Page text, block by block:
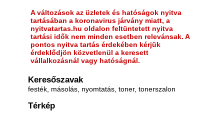
A változások az üzletek és hatóságok nyitva
tartásában a koronavirus járvány miatt, a
nyitvatartas.hu oldalon feltüntetett nyitva
tartási idők nem minden esetben relevánsak. A
pontos nyitva tartás érdekében kérjük
érdeklődjön közvetlenül a keresett
vállalkozásnál vagy hatóságnál.
Keresőszavak
festék, másolás, nyomtatás, toner, tonerszalon
Térkép